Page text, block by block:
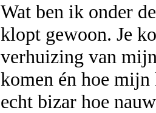
Wat ben ik onder
klopt gewoon. Je
verhuizing van
komen én hoe mijn
echt bizar hoe